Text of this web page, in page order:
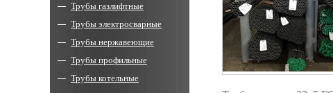
Трубы газлифтные
Трубы электросварные
Трубы нержавеющие
Трубы профильные
Трубы котельные